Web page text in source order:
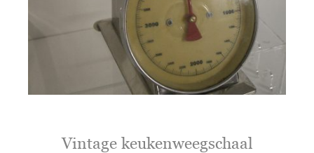
Vintage keukenweegschaal